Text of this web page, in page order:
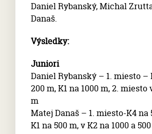
Daniel Rybanský, Michal
Današ.
Výsledky:
Juniori
Daniel Rybanský – 1. miesto –
200 m, K1 na 1000 m, 2. miesto
m
Matej Današ – 1. miesto-K4 na
K1 na 500 m, v K2 na 1000 a